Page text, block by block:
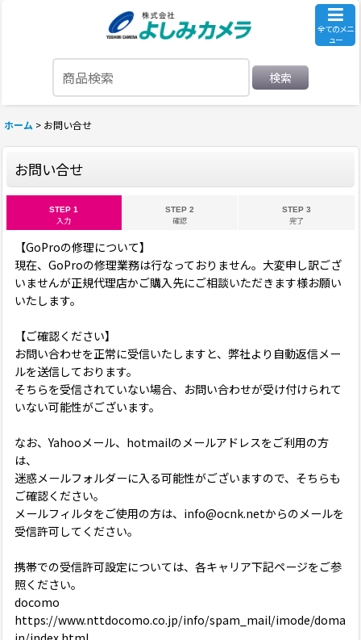
全てのメニ
ュー
検索
ホーム > お問い合せ
お問い合せ
STEP 1
入力
STEP 2
確認
STEP 3
完了
【GoProの修理について】
現在、GoProの修理業務は行なっておりません。大変申し訳ござ
いませんが正規代理店かご購入先にご相談いただきます様お願い
いたします。
【ご確認ください】
お問い合わせを正常に受信いたしますと、弊社より自動返信メー
ルを送信しております。
そちらを受信されていない場合、お問い合わせが受け付けられて
いない可能性がございます。
なお、Yahooメール、hotmailのメールアドレスをご利用の方
は、
迷惑メールフォルダーに入る可能性がございますので、そちらも
ご確認ください。
メールフィルタをご使用の方は、info@ocnk.netからのメールを
受信許可してください。
携帯での受信許可設定については、各キャリア下記ページをご参
照ください。
docomo
https://www.nttdocomo.co.jp/info/spam_mail/imode/doma